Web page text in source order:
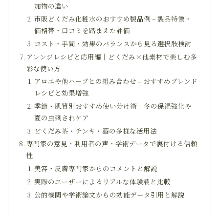
加物の違い
市販どくだみ化粧水のおすすめ製品例 – 製品特徴・
価格帯・口コミを踏まえた評価
コスト・手間・効果のバランスから見る選択肢検討
アレンジレシピと応用編｜どくだみ×他素材で楽しむ多
彩な使い方
アロエや他ハーブとの組み合わせ – おすすめブレンド
レシピと効果増強
季節・肌質別おすすめ使い分け術 – 冬の保湿強化や
夏の虫刺されケア
どくだみ茶・チンキ・酒の多様な活用法
専門家の意見・利用者の声・学術データで裏付ける信頼
性
美容・皮膚専門家からのコメントと解説
実際のユーザーによるリアルな体験談と比較
公的機関や学術論文からの効能データ引用と解説